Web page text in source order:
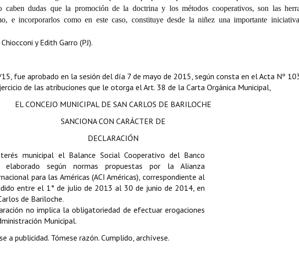
dudas que la promoción de la doctrina y los métodos cooperativos, son las
e incorporarlos como en este caso, constituye desde la niñez una importante
y Edith Garro (PJ).
fue aprobado en la sesión del día 7 de mayo de 2015, según consta en el Acta Nº
de las atribuciones que le otorga el Art. 38 de la Carta Orgánica Municipal,
EL CONCEJO MUNICIPAL DE SAN CARLOS DE BARILOCHE
SANCIONA CON CARÁCTER DE
DECLARACIÓN
municipal el Balance Social Cooperativo del Banco
elaborado según normas propuestas por la Alianza
para las Américas (ACI Américas), correspondiente al
entre el 1° de julio de 2013 al 30 de junio de 2014, en
de Bariloche.
no implica la obligatoriedad de efectuar erogaciones
Municipal.
a publicidad. Tómese razón. Cumplido, archívese.